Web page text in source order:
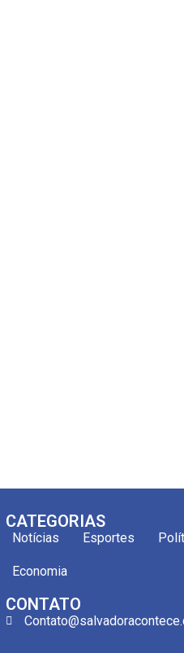
CATEGORIAS
Notícias Esportes
Economia
CONTATO